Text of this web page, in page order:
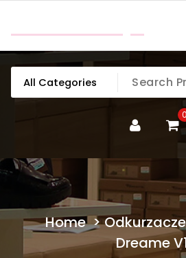
content
0
Home>
Dreame